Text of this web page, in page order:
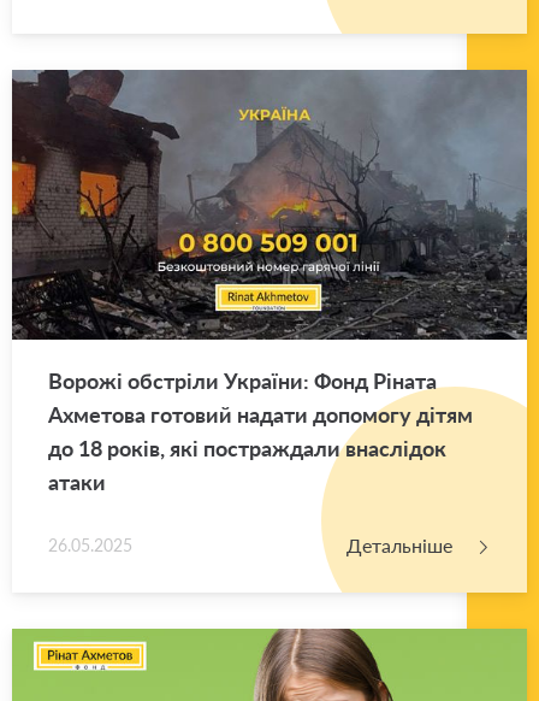
Во­ро­жі об­стрі­ли Укра­ї­ни: Фонд Рі­на­та
Ахме­то­ва го­то­вий на­да­ти до­по­мо­гу дітям
до 18 років, які по­стра­жда­ли вна­слі­док
атаки
26.05.2025 Детальніше